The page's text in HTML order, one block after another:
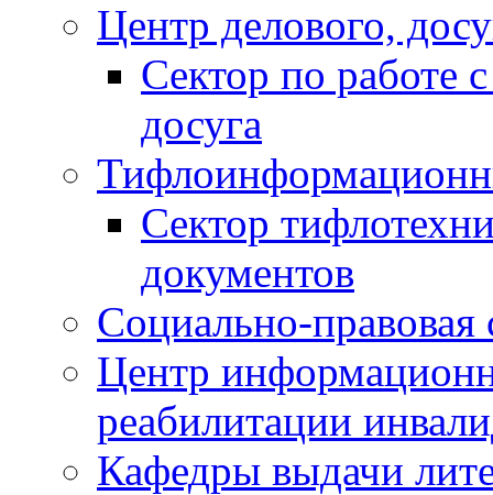
Центр делового,
Сектор по работе
досуга
Сектор
документов
Социально-правовая
Центр
реабилитации
Кафедры выдачи